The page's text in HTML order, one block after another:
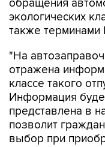
также терминами
"На
классе такого
Информация
представлена в
позволит
выбор при
определенного
Евро 3, Евро 4,